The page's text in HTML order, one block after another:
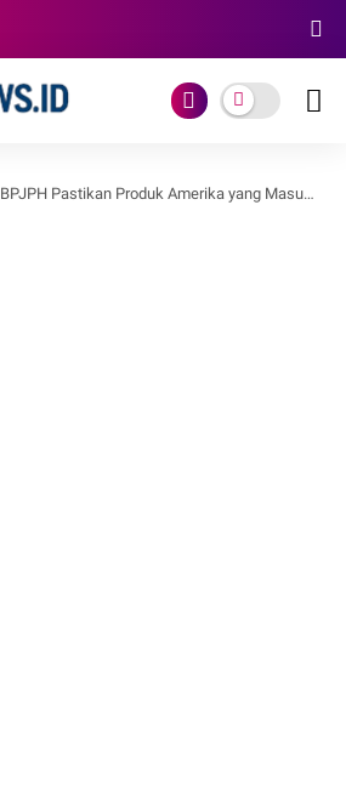
BPJPH Pastikan Produk Amerika yang Masuk Indonesia Punya 2 Label Halal Sekaligus